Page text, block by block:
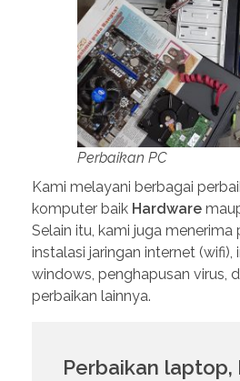
Perbaikan PC
Kami melayani berbagai
komputer baik Hardware
Selain itu, kami juga
instalasi jaringan internet
windows, penghapusan virus,
perbaikan lainnya.
Perbaikan